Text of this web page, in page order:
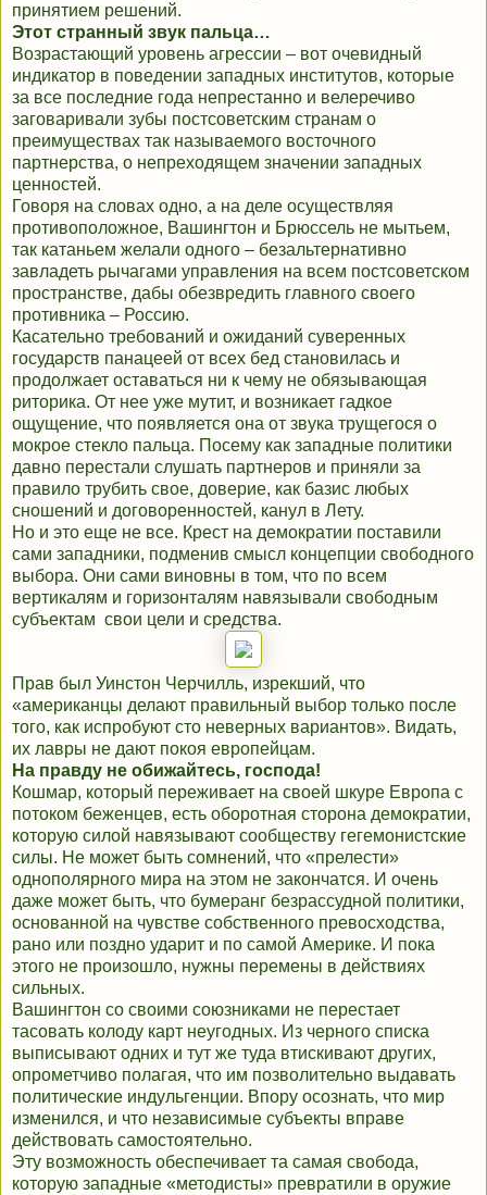
принятием решений.
Этот странный звук пальца…
Возрастающий уровень агрессии – вот очевидный
индикатор в поведении западных институтов, которые
за все последние года непрестанно и велеречиво
заговаривали зубы постсоветским странам о
преимуществах так называемого восточного
партнерства, о непреходящем значении западных
ценностей.
Говоря на словах одно, а на деле осуществляя
противоположное, Вашингтон и Брюссель не мытьем,
так катаньем желали одного – безальтернативно
завладеть рычагами управления на всем постсоветском
пространстве, дабы обезвредить главного своего
противника – Россию.
Касательно требований и ожиданий суверенных
государств панацеей от всех бед становилась и
продолжает оставаться ни к чему не обязывающая
риторика. От нее уже мутит, и возникает гадкое
ощущение, что появляется она от звука трущегося о
мокрое стекло пальца. Посему как западные политики
давно перестали слушать партнеров и приняли за
правило трубить свое, доверие, как базис любых
сношений и договоренностей, канул в Лету.
Но и это еще не все. Крест на демократии поставили
сами западники, подменив смысл концепции свободного
выбора. Они сами виновны в том, что по всем
вертикалям и горизонталям навязывали свободным
субъектам свои цели и средства.
Прав был Уинстон Черчилль, изрекший, что
«американцы делают правильный выбор только после
того, как испробуют сто неверных вариантов». Видать,
их лавры не дают покоя европейцам.
На правду не обижайтесь, господа!
Кошмар, который переживает на своей шкуре Европа с
потоком беженцев, есть оборотная сторона демократии,
которую силой навязывают сообществу гегемонистские
силы. Не может быть сомнений, что «прелести»
однополярного мира на этом не закончатся. И очень
даже может быть, что бумеранг безрассудной политики,
основанной на чувстве собственного превосходства,
рано или поздно ударит и по самой Америке. И пока
этого не произошло, нужны перемены в действиях
сильных.
Вашингтон со своими союзниками не перестает
тасовать колоду карт неугодных. Из черного списка
выписывают одних и тут же туда втискивают других,
опрометчиво полагая, что им позволительно выдавать
политические индульгенции. Впору осознать, что мир
изменился, и что независимые субъекты вправе
действовать самостоятельно.
Эту возможность обеспечивает та самая свобода,
которую западные «методисты» превратили в оружие